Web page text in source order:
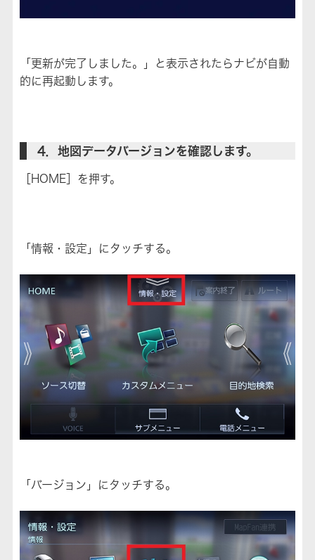
「更新が完了しました。」と表示されたらナビが自動
的に再起動します。
4．地図データバージョンを確認します。
［HOME］を押す。
「情報・設定」にタッチする。
「バージョン」にタッチする。